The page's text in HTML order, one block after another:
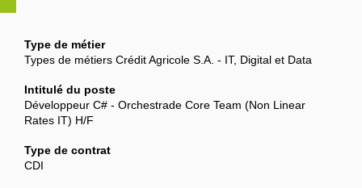
Type de métier
Types de métiers Crédit Agricole S.A. - IT, Digital et Data
Intitulé du poste
Développeur C# - Orchestrade Core Team (Non Linear
Rates IT) H/F
Type de contrat
CDI